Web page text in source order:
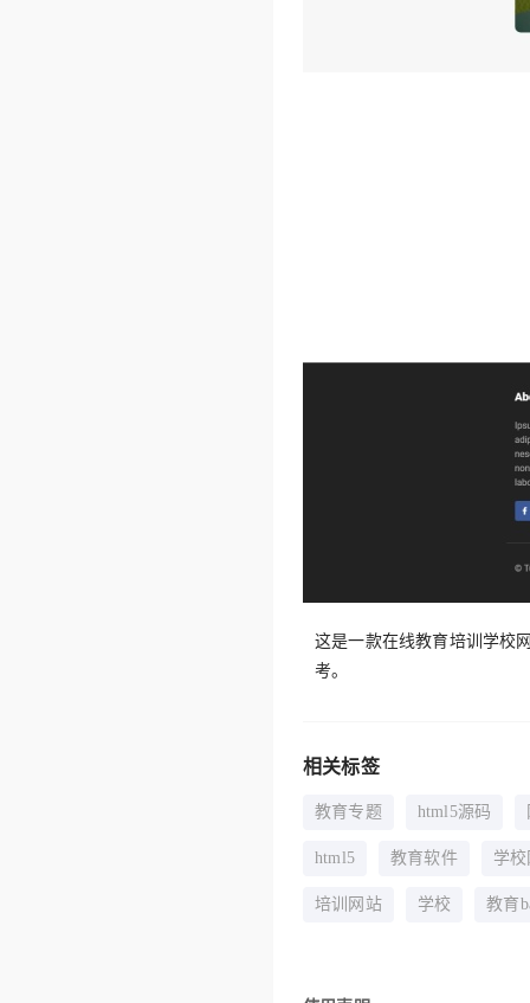
这是一款在线教育培训学校
考。
相关标签
教育专题 html5源码
html5 教育软件 学
培训网站 学校 教育